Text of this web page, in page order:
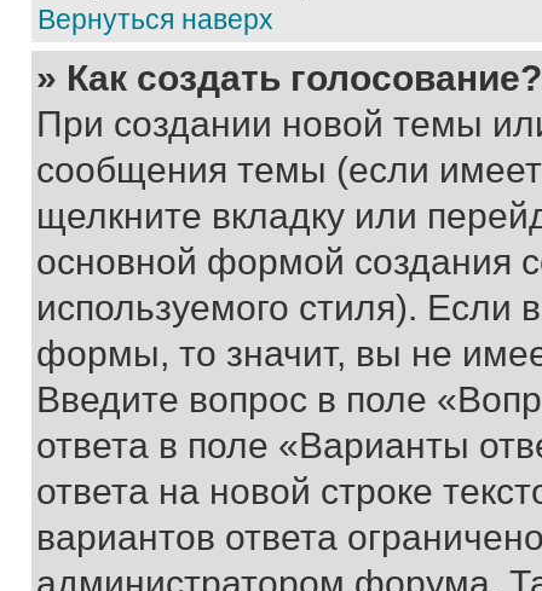
Вернуться наверх
» Как создать голосование?
При создании новой темы
сообщения темы (если
щелкните вкладку или
основной формой создания
используемого стиля). Если
формы, то значит, вы не
Введите вопрос в поле
ответа в поле «Варианты
ответа на новой строке
вариантов ответа